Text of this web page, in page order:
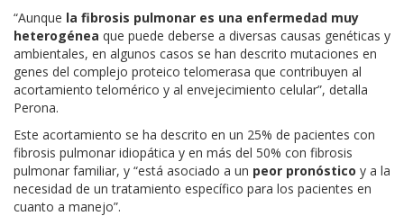
“Aunque la fibrosis pulmonar es una enfermedad muy
heterogénea que puede deberse a diversas causas genéticas y
ambientales, en algunos casos se han descrito mutaciones en
genes del complejo proteico telomerasa que contribuyen al
acortamiento telomérico y al envejecimiento celular”, detalla
Perona.
Este acortamiento se ha descrito en un 25% de pacientes con
fibrosis pulmonar idiopática y en más del 50% con fibrosis
pulmonar familiar, y “está asociado a un peor pronóstico y a la
necesidad de un tratamiento específico para los pacientes en
cuanto a manejo”.